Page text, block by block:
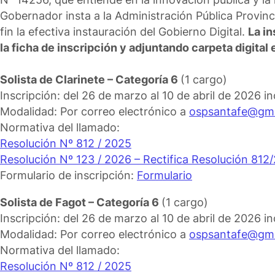
Gobernador insta a la Administración Pública
fin la efectiva instauración del Gobierno Digital. La
la ficha de inscripción y adjuntando carpeta digital
Solista de Clarinete – Categoría 6 (1 cargo)
Inscripción: del 26 de marzo al 10 de abril de 2026
Modalidad: Por correo electrónico a
Normativa del llamado:
Resolución Nº 812 / 2025
Resolución Nº 123 / 2026 – Rectifica Resolución
Formulario de inscripción: Formulario
Solista de Fagot – Categoría 6 (1 cargo)
Inscripción: del 26 de marzo al 10 de abril de 2026
Modalidad: Por correo electrónico a
Normativa del llamado:
Resolución Nº 812 / 2025